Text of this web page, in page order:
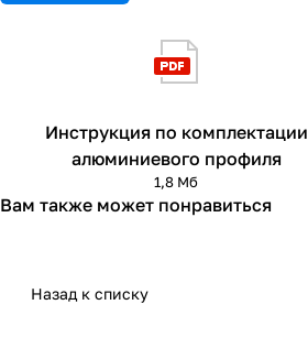
Инструкция по комплектации
алюминиевого профиля
1,8 Мб
Вам также может понравиться
Назад к списку